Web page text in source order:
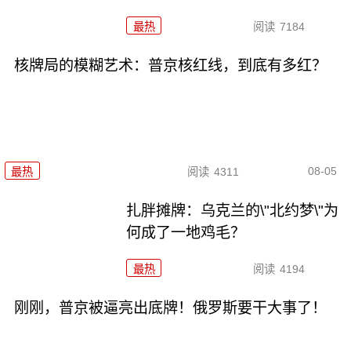
最热 阅读 7184
核牌局的模糊艺术：普京核红线，到底有多红？
最热 阅读 4311 08-05
扎胖摊牌：乌克兰的\"北约梦\"为
何成了一地鸡毛？
最热 阅读 4194
刚刚，普京被逼亮出底牌！俄罗斯要干大事了！